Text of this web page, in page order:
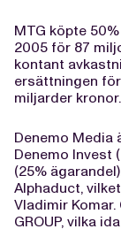
MTG köpte
2005 för 87
kontant
ersättningen
miljarder kronor.
Denemo Media
Denemo Invest
(25%
Alphaduct,
Vladimir Komar.
GROUP, vilka